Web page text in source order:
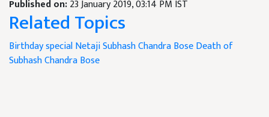
Published on:23 January 2019, 03:14 PM IST
Related Topics
Birthday specialNetaji Subhash Chandra BoseDeath of
Subhash Chandra Bose